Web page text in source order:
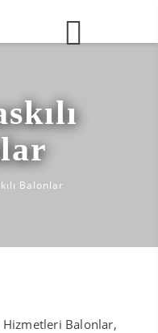
Balonlar
Hizmetleri Balonlar,